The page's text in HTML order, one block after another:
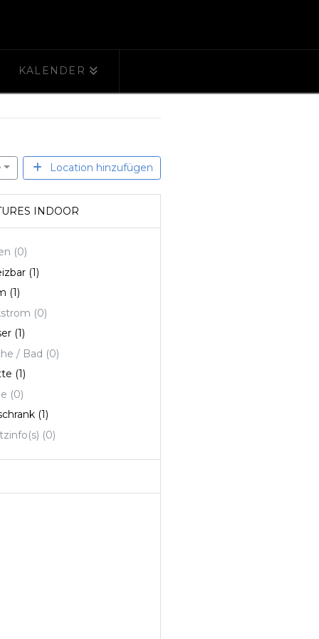
KALENDER
Location hinzufügen
INDOOR
(0)
(1)
(1)
(0)
(1)
/ Bad (0)
(1)
(0)
(1)
(0)